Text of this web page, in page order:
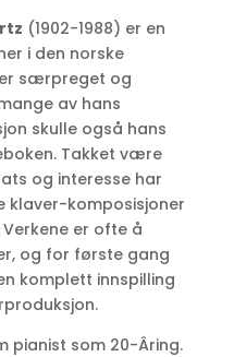
(1902-1988) er en
i den norske
er særpreget og
av hans
skulle også hans
Takket være
og interesse har
klaver-komposisjoner
er ofte å
og for første gang
komplett innspilling
pianist som 20-Âring.